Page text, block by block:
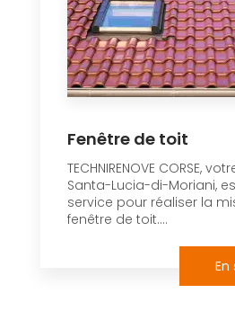
Fenêtre de toit
TECHNIRENOVE CORSE,
Santa-Lucia-di-Moriani,
service pour réaliser la
fenêtre de toit....
En